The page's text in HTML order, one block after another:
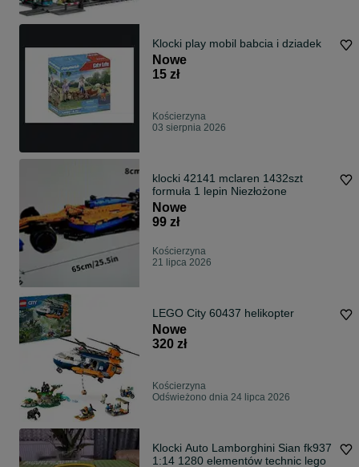
Klocki play mobil babcia i dziadek
Nowe
15 zł
Kościerzyna
03 sierpnia 2026
klocki 42141 mclaren 1432szt
formuła 1 lepin Niezłożone
Nowe
99 zł
Kościerzyna
21 lipca 2026
LEGO City 60437 helikopter
Nowe
320 zł
Kościerzyna
Odświeżono dnia 24 lipca 2026
Klocki Auto Lamborghini Sian fk937
1:14 1280 elementów technic lego